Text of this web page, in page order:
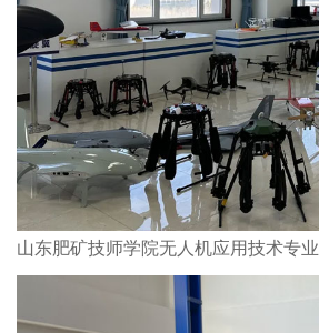
山东肥矿技师学院无人机应用技术专业